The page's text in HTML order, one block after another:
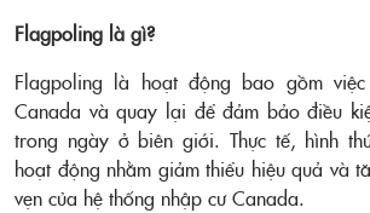
Flagpoling là gì?
Flagpoling là hoạt động bao gồm
Canada và quay lại để đảm bảo điều
trong ngày ở biên giới. Thực tế, hình
hoạt động nhằm giảm thiểu hiệu quả và
vẹn của hệ thống nhập cư Canada.